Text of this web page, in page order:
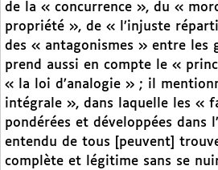
de la « concurrence », du «
propriété », de « l’injuste
des « antagonismes » entre les
prend aussi en compte le «
« la loi d’analogie » ; il
intégrale », dans laquelle les «
pondérées et développées dans
entendu de tous [peuvent]
complète et légitime sans se